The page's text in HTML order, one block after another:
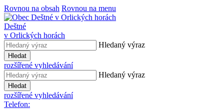
Rovnou na obsah Rovnou na menu
Deštné
v Orlických horách
Hledaný výraz
Hledat
rozšířené vyhledávání
Hledaný výraz
Hledat
rozšířené vyhledávání
Telefon: